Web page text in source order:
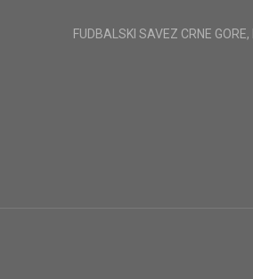
FUDBALSKI SAVEZ CRNE GORE,